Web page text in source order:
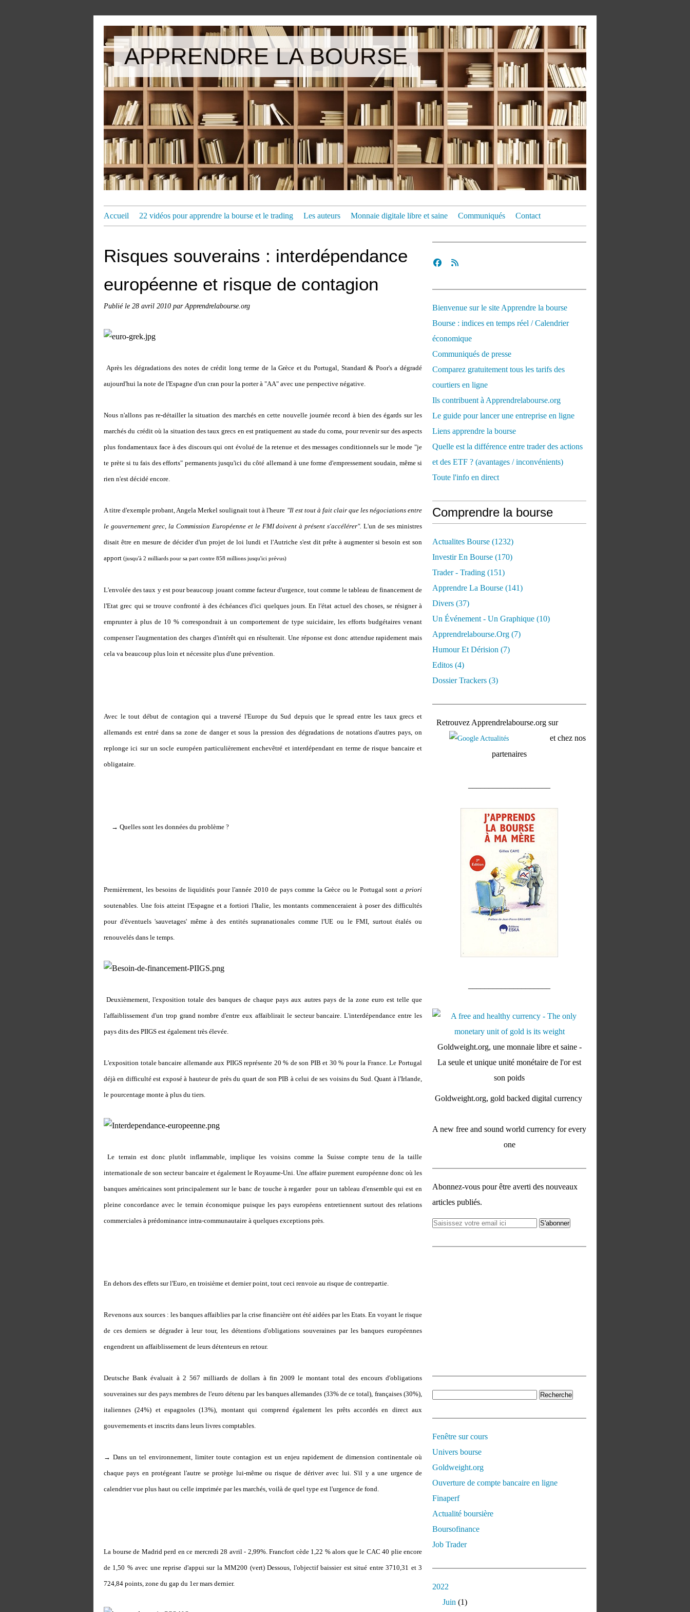
APPRENDRE LA BOURSE
Accueil 22 vidéos pour apprendre la bourse et le trading Les auteurs Monnaie digitale libre et saine Communiqués Contact
Risques souverains : interdépendance
européenne et risque de contagion
Publié le 28 avril 2010 par Apprendrelabourse.org
Après les dégradations des notes de crédit long terme de la Grèce et du Portugal, Standard & Poor's a dégradé
aujourd'hui la note de l'Espagne d'un cran pour la porter à "AA" avec une perspective négative.
Nous n'allons pas re-détailler la situation des marchés en cette nouvelle journée record à bien des égards sur les
marchés du crédit où la situation des taux grecs en est pratiquement au stade du coma, pour revenir sur des aspects
plus fondamentaux face à des discours qui ont évolué de la retenue et des messages conditionnels sur le mode "je
te prète si tu fais des efforts" permanents jusqu'ici du côté allemand à une forme d'empressement soudain, même si
rien n'est décidé encore.
A titre d'exemple probant, Angela Merkel soulignait tout à l'heure "Il est tout à fait clair que les négociations entre
le gouvernement grec, la Commission Européenne et le FMI doivent à présent s'accélérer". L'un de ses ministres
disait être en mesure de décider d'un projet de loi lundi et l'Autriche s'est dit prête à augmenter si besoin est son
apport (jusqu'à 2 milliards pour sa part contre 858 millions jusqu'ici prévus)
L'envolée des taux y est pour beaucoup jouant comme facteur d'urgence, tout comme le tableau de financement de
l'Etat grec qui se trouve confronté à des échéances d'ici quelques jours. En l'état actuel des choses, se résigner à
emprunter à plus de 10 % correspondrait à un comportement de type suicidaire, les efforts budgétaires venant
compenser l'augmentation des charges d'intérêt qui en résulterait. Une réponse est donc attendue rapidement mais
cela va beaucoup plus loin et nécessite plus d'une prévention.
Avec le tout début de contagion qui a traversé l'Europe du Sud depuis que le spread entre les taux grecs et
allemands est entré dans sa zone de danger et sous la pression des dégradations de notations d'autres pays, on
replonge ici sur un socle européen particulièrement enchevêtré et interdépendant en terme de risque bancaire et
obligataire.
→ Quelles sont les données du problème ?
Premièrement, les besoins de liquidités pour l'année 2010 de pays comme la Grèce ou le Portugal sont a priori
soutenables. Une fois atteint l'Espagne et a fortiori l'Italie, les montants commenceraient à poser des difficultés
pour d'éventuels 'sauvetages' même à des entités supranationales comme l'UE ou le FMI, surtout étalés ou
renouvelés dans le temps.
Deuxièmement, l'exposition totale des banques de chaque pays aux autres pays de la zone euro est telle que
l'affaiblissement d'un trop grand nombre d'entre eux affaiblirait le secteur bancaire. L'interdépendance entre les
pays dits des PIIGS est également très élevée.
L'exposition totale bancaire allemande aux PIIGS représente 20 % de son PIB et 30 % pour la France. Le Portugal
déjà en difficulté est exposé à hauteur de près du quart de son PIB à celui de ses voisins du Sud. Quant à l'Irlande,
le pourcentage monte à plus du tiers.
Le terrain est donc plutôt inflammable, implique les voisins comme la Suisse compte tenu de la taille
internationale de son secteur bancaire et également le Royaume-Uni. Une affaire purement européenne donc où les
banques américaines sont principalement sur le banc de touche à regarder pour un tableau d'ensemble qui est en
pleine concordance avec le terrain économique puisque les pays européens entretiennent surtout des relations
commerciales à prédominance intra-communautaire à quelques exceptions près.
En dehors des effets sur l'Euro, en troisième et dernier point, tout ceci renvoie au risque de contrepartie.
Revenons aux sources : les banques affaiblies par la crise financière ont été aidées par les Etats. En voyant le risque
de ces derniers se dégrader à leur tour, les détentions d'obligations souveraines par les banques européennes
engendrent un affaiblissement de leurs détenteurs en retour.
Deutsche Bank évaluait à 2 567 milliards de dollars à fin 2009 le montant total des encours d'obligations
souveraines sur des pays membres de l'euro détenu par les banques allemandes (33% de ce total), françaises (30%),
italiennes (24%) et espagnoles (13%), montant qui comprend également les prêts accordés en direct aux
gouvernements et inscrits dans leurs livres comptables.
→ Dans un tel environnement, limiter toute contagion est un enjeu rapidement de dimension continentale où
chaque pays en protégeant l'autre se protège lui-même ou risque de dériver avec lui. S'il y a une urgence de
calendrier vue plus haut ou celle imprimée par les marchés, voilà de quel type est l'urgence de fond.
La bourse de Madrid perd en ce mercredi 28 avril - 2,99%. Francfort cède 1,22 % alors que le CAC 40 plie encore
de 1,50 % avec une reprise d'appui sur la MM200 (vert) Dessous, l'objectif baissier est situé entre 3710,31 et 3
724,84 points, zone du gap du 1er mars dernier.
Bienvenue sur le site Apprendre la bourse
Bourse : indices en temps réel / Calendrier
économique
Communiqués de presse
Comparez gratuitement tous les tarifs des
courtiers en ligne
Ils contribuent à Apprendrelabourse.org
Le guide pour lancer une entreprise en ligne
Liens apprendre la bourse
Quelle est la différence entre trader des actions
et des ETF ? (avantages / inconvénients)
Toute l'info en direct
Comprendre la bourse
Actualites Bourse (1232)
Investir En Bourse (170)
Trader - Trading (151)
Apprendre La Bourse (141)
Divers (37)
Un Événement - Un Graphique (10)
Apprendrelabourse.org (7)
Humour Et Dérision (7)
Editos (4)
Dossier Trackers (3)
Retrouvez Apprendrelabourse.org sur
et chez nos
partenaires
Goldweight.org, une monnaie libre et saine -
La seule et unique unité monétaire de l'or est
son poids
Goldweight.org, gold backed digital currency
A new free and sound world currency for every
one
Abonnez-vous pour être averti des nouveaux
articles publiés.
Fenêtre sur cours
Univers bourse
Goldweight.org
Ouverture de compte bancaire en ligne
Finaperf
Actualité boursière
Boursofinance
Job Trader
2022
Juin (1)